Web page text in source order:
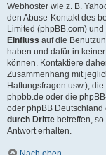
Webhoster wie z. B.
den Abuse-Kontakt des
Limited (phpBB.com)
Einfluss auf die
haben und dafür in
können. Kontaktiere
Zusammenhang mit
Haftungsfragen usw.), die
phpbb.de oder die
oder phpBB Deutschland
durch Dritte betreffen,
Antwort erhalten.